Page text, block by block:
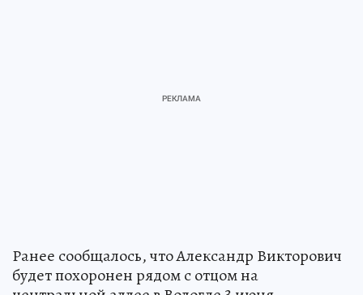
Ранее сообщалось, что Александр Викторович
будет похоронен рядом с отцом на